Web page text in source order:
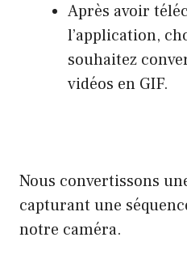
Après avoir
l’application,
souhaitez
vidéos en GIF.
Nous convertissons
capturant une
notre caméra.